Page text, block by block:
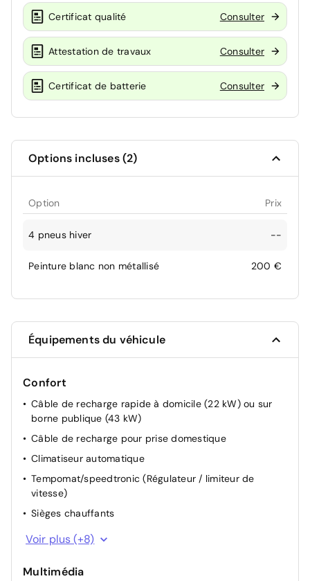
Certificat qualité Consulter
Attestation de travaux Consulter
Certificat de batterie Consulter
Options incluses (2)
Option Prix
4 pneus hiver --
Peinture blanc non métallisé 200 €
Équipements du véhicule
Confort
Câble de recharge rapide à domicile (22 kW) ou sur
borne publique (43 kW)
Câble de recharge pour prise domestique
Climatiseur automatique
Tempomat/speedtronic (Régulateur / limiteur de
vitesse)
Sièges chauffants
Direction assistée électrique
antipincement
Voir plus (+8)
Multimédia